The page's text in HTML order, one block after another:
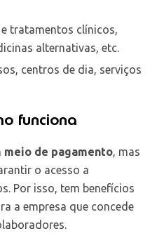
tratamentos clínicos,
alternativas, etc.
centros de dia, serviços
funciona
meio de pagamento , mas
o acesso a
Por isso, tem benefícios
a empresa que concede